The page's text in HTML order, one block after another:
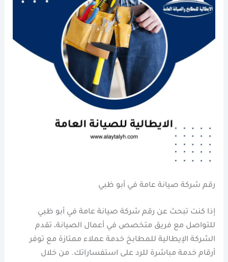
رقم شركة صيانة عامة في أبو ظبي
إذا كنت تبحث عن رقم شركة صيانة عامة في أبو ظبي
للتواصل مع فريق متخصص في أعمال الصيانة، تقدم
الشركة الإيطالية للمطابخ خدمة عملاء ممتازة مع توفر
أرقام خدمة مباشرة للرد على استفساراتك. من خلال